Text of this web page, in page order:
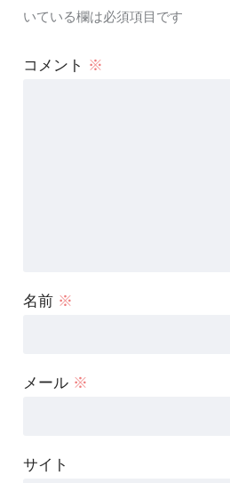
いている欄は必須項目です
コメント ※
名前 ※
メール ※
サイト